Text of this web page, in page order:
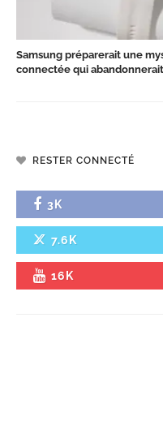
Samsung préparerait une
connectée qui
RESTER CONNECTÉ
3K
7.6K
16K